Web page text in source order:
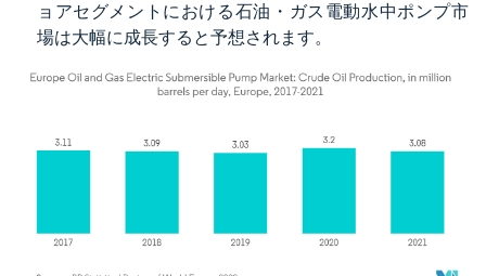
ョアセグメントにおける石油・ガス電動水中ポンプ市
場は大幅に成長すると予想されます。